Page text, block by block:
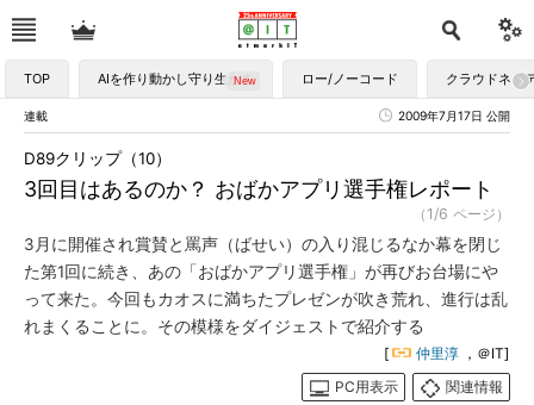
TOP AIを作り動かし守り生かす ロー/ノーコード クラウドネイ
連載 2009年7月17日 公開
3回目はあるのか？ おばかアプリ選手権レポート
D89クリップ（10）
（1/6 ページ）
3月に開催され賞賛と罵声（ばせい）の入り混じるなか幕を閉じ
た第1回に続き、あの「おばかアプリ選手権」が再びお台場にや
って来た。今回もカオスに満ちたプレゼンが吹き荒れ、進行は乱
れまくることに。その模様をダイジェストで紹介する
[ 仲里淳 ，＠IT]
PC用表示
関連情報